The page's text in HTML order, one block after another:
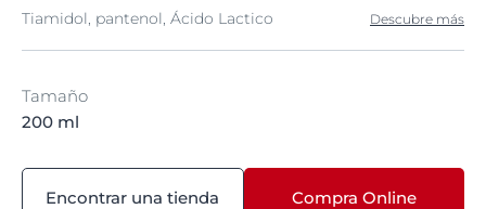
Tiamidol, pantenol, Ácido Lactico
Descubre más
Tamaño
200 ml
Encontrar una tienda Compra Online